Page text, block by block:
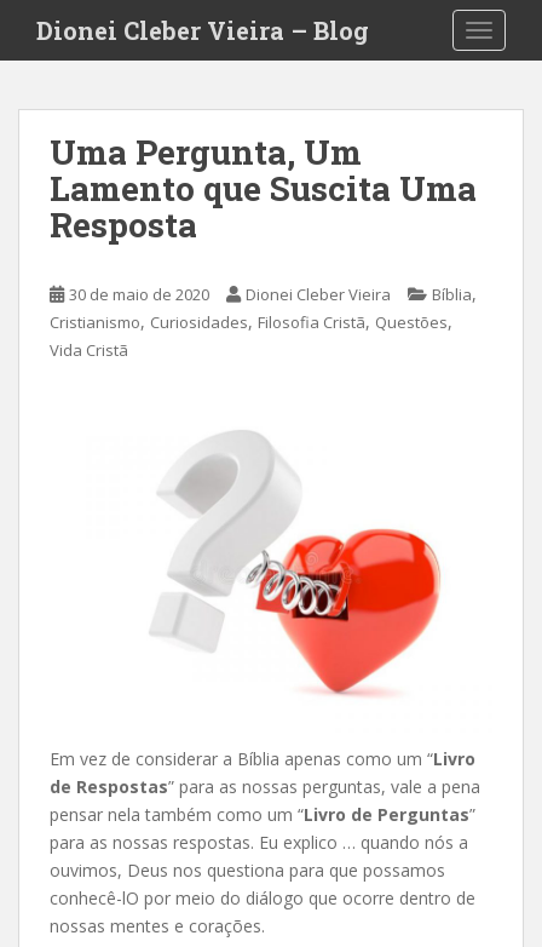
i
Dionei Cleber Vieira – Blog
Uma Pergunta, Um
Lamento que Suscita Uma
Resposta
30 de maio de 2020 Dionei Cleber Vieira Bíblia,
Cristianismo, Curiosidades, Filosofia Cristã, Questões,
Vida Cristã
Em vez de considerar a Bíblia apenas como um “Livro
de Respostas” para as nossas perguntas, vale a pena
pensar nela também como um “Livro de Perguntas”
para as nossas respostas. Eu explico … quando nós a
ouvimos, Deus nos questiona para que possamos
conhecê-lO por meio do diálogo que ocorre dentro de
nossas mentes e corações.